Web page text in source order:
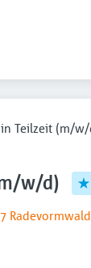
Teilzeit (m/
w/d)